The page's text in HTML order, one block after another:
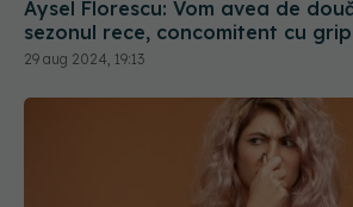
29 aug 2024, 19:13